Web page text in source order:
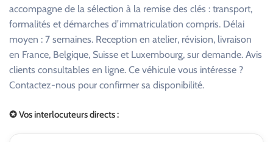
accompagne de la sélection à la remise des clés : transport,
formalités et démarches d’immatriculation compris. Délai
moyen : 7 semaines. Reception en atelier, révision, livraison
en France, Belgique, Suisse et Luxembourg, sur demande. Avis
clients consultables en ligne. Ce véhicule vous intéresse ?
Contactez-nous pour confirmer sa disponibilité.
✪ Vos interlocuteurs directs :